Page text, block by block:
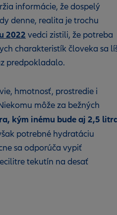
informácie, že dospelý
denne, realita je trochu
2022 vedci zistili, že potreba
charakteristík človeka sa
predpokladalo.
hmotnosť, prostredie i
môže za bežných
kým inému bude aj 2,5
potrebné hydratáciu
sa odporúča vypiť
tekutín na desať